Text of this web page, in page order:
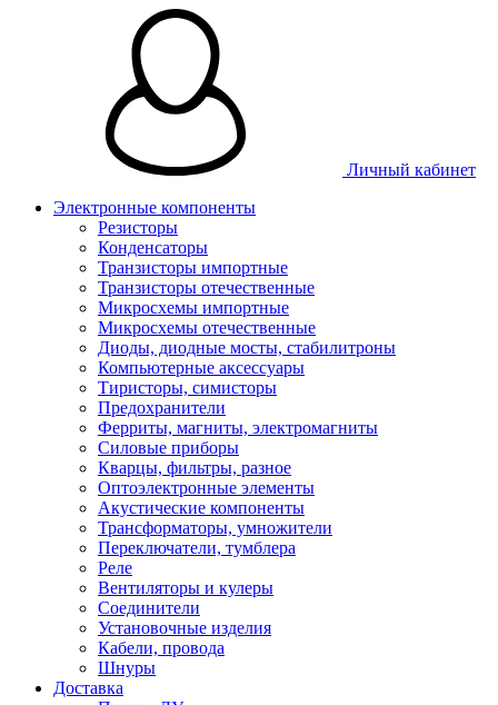
Личный кабинет
Электронные компоненты
Резисторы
Конденсаторы
Транзисторы импортные
Транзисторы отечественные
Микросхемы импортные
Микросхемы отечественные
Диоды, диодные мосты, стабилитроны
Компьютерные аксессуары
Тиристоры, симисторы
Предохранители
Ферриты, магниты, электромагниты
Силовые приборы
Кварцы, фильтры, разное
Оптоэлектронные элементы
Акустические компоненты
Трансформаторы, умножители
Переключатели, тумблера
Реле
Вентиляторы и кулеры
Соединители
Установочные изделия
Кабели, провода
Шнуры
Доставка